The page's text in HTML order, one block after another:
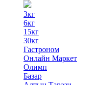
3кг
6кг
15кг
30кг
Гастроном
Онлайн Маркет
Олимп
Базар